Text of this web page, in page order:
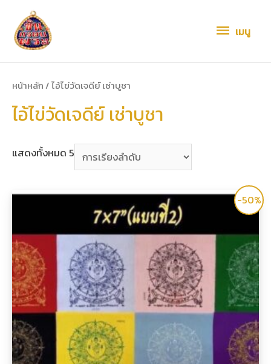
เมนูเมนู
หน้าหลัก / ไอ้ไข่วัดเจดีย์ เช่าบูชา
ไอ้ไข่วัดเจดีย์ เช่าบูชา
แสดงทั้งหมด 5
-50%